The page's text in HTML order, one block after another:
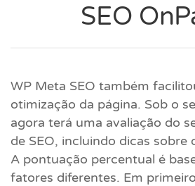
SEO
WP Meta SEO também
otimização da página. Sob o
agora terá uma avaliação do
de SEO, incluindo dicas sobre
A pontuação percentual é
fatores diferentes. Em